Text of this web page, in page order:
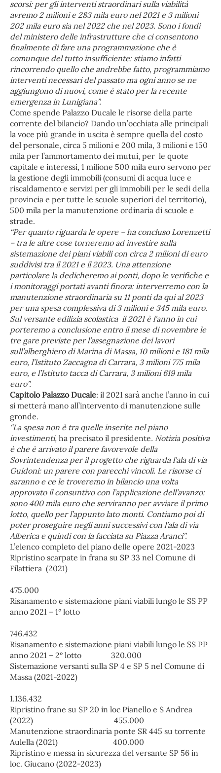
scorsi: per gli interventi straordinari sulla viabilità
avremo 2 milioni e 283 mila euro nel 2021 e 3 milioni
202 mila euro sia nel 2022 che nel 2023. Sono i fondi
del ministero delle infrastrutture che ci consentono
finalmente di fare una programmazione che è
comunque del tutto insufficiente: stiamo infatti
rincorrendo quello che andrebbe fatto, programmiamo
interventi necessari del passato ma ogni anno se ne
aggiungono di nuovi, come è stato per la recente
emergenza in Lunigiana”.
Come spende Palazzo Ducale le risorse della parte
corrente del bilancio? Dando un’occhiata alle principali
la voce più grande in uscita è sempre quella del costo
del personale, circa 5 milioni e 200 mila, 3 milioni e 150
mila per l’ammortamento dei mutui, per le quote
capitale e interessi, 1 milione 500 mila euro servono per
la gestione degli immobili (consumi di acqua luce e
riscaldamento e servizi per gli immobili per le sedi della
provincia e per tutte le scuole superiori del territorio),
500 mila per la manutenzione ordinaria di scuole e
strade.
“Per quanto riguarda le opere – ha concluso Lorenzetti
– tra le altre cose torneremo ad investire sulla
sistemazione dei piani viabili con circa 2 milioni di euro
suddivisi tra il 2021 e il 2023. Una attenzione
particolare la dedicheremo ai ponti, dopo le verifiche e
i monitoraggi portati avanti finora: interverremo con la
manutenzione straordinaria su 11 ponti da qui al 2023
per una spesa complessiva di 3 milioni e 345 mila euro.
Sul versante edilizia scolastica il 2021 è l’anno in cui
porteremo a conclusione entro il mese di novembre le
tre gare previste per l’assegnazione dei lavori
sull’alberghiero di Marina di Massa, 10 milioni e 181 mila
euro, l’Istituto Zaccagna di Carrara, 3 milioni 775 mila
euro, e l’Istituto tacca di Carrara, 3 milioni 619 mila
euro”.
Capitolo Palazzo Ducale: il 2021 sarà anche l’anno in cui
si metterà mano all’intervento di manutenzione sulle
gronde.
“La spesa non è tra quelle inserite nel piano
investimenti, ha precisato il presidente. Notizia positiva
è che è arrivato il parere favorevole della
Sovrintendenza per il progetto che riguarda l’ala di via
Guidoni: un parere con parecchi vincoli. Le risorse ci
saranno e ce le troveremo in bilancio una volta
approvato il consuntivo con l’applicazione dell’avanzo:
sono 400 mila euro che serviranno per avviare il primo
lotto, quello per l’appunto lato monti. Contiamo poi di
poter proseguire negli anni successivi con l’ala di via
Alberica e quindi con la facciata su Piazza Aranci”.
L’elenco completo del piano delle opere 2021-2023
Ripristino scarpate in frana su SP 33 nel Comune di
Filattiera (2021)
475.000
Risanamento e sistemazione piani viabili lungo le SS PP
anno 2021 – 1° lotto
746.432
Risanamento e sistemazione piani viabili lungo le SS PP
anno 2021 – 2° lotto 320.000
Sistemazione versanti sulla SP 4 e SP 5 nel Comune di
Massa (2021-2022)
1.136.432
Ripristino frane su SP 20 in loc Pianello e S Andrea
(2022) 455.000
Manutenzione straordinaria ponte SR 445 su torrente
Aulella (2021) 400.000
Ripristino e messa in sicurezza del versante SP 56 in
loc. Giucano (2022-2023)